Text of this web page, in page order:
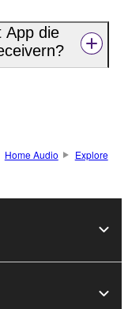
App die
Home Audio
Explore